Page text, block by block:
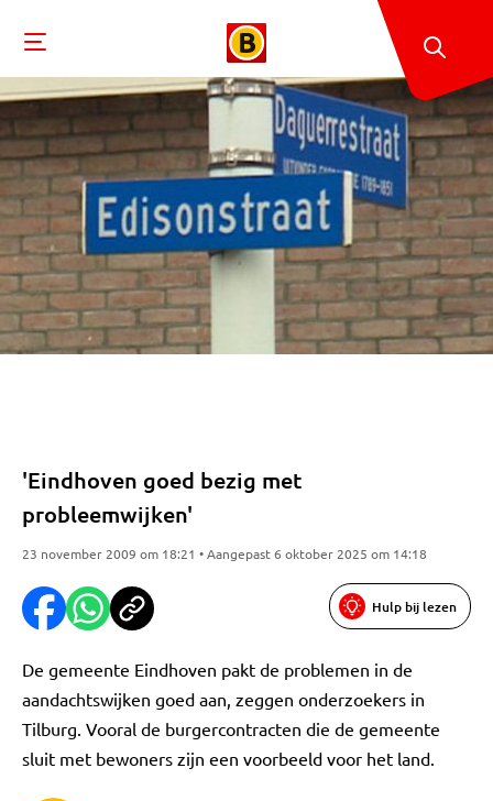
'Eindhoven goed bezig met
probleemwijken'
23 november 2009 om 18:21 • Aangepast 6 oktober 2025 om 14:18
Hulp bij lezen
De gemeente Eindhoven pakt de problemen in de
aandachtswijken goed aan, zeggen onderzoekers in
Tilburg. Vooral de burgercontracten die de gemeente
sluit met bewoners zijn een voorbeeld voor het land.